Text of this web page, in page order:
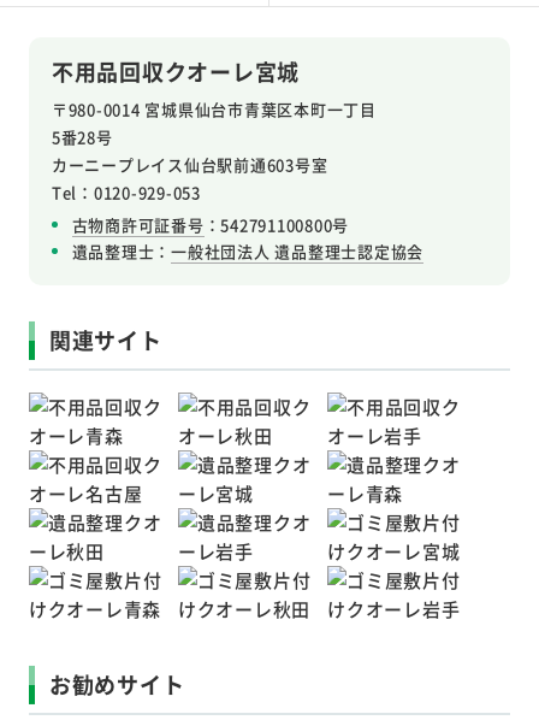
不用品回収クオーレ宮城
〒980-0014 宮城県仙台市青葉区本町一丁目
5番28号
カーニープレイス仙台駅前通603号室
Tel：0120-929-053
古物商許可証番号 ：542791100800号
遺品整理士： 一般社団法人 遺品整理士認定協会
関連サイト
お勧めサイト